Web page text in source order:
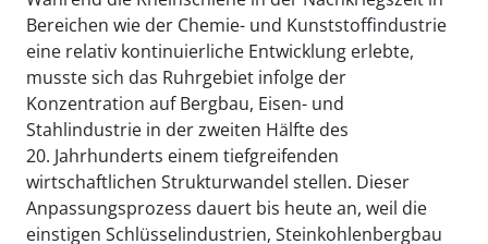
Bereichen wie der Chemie- und Kunststoffindustrie
eine relativ kontinuierliche Entwicklung erlebte,
musste sich das Ruhrgebiet infolge der
Konzentration auf Bergbau, Eisen- und
Stahlindustrie in der zweiten Hälfte des
20. Jahrhunderts einem tiefgreifenden
wirtschaftlichen Strukturwandel stellen. Dieser
Anpassungsprozess dauert bis heute an, weil die
einstigen Schlüsselindustrien, Steinkohlenbergbau